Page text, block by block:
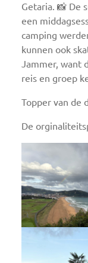
Getaria. 📸 De
een
camping
kunnen ook
Jammer, want
reis en groep
Topper van de
De